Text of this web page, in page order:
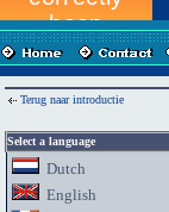
Terug naar introductie
Select a language
Dutch
English